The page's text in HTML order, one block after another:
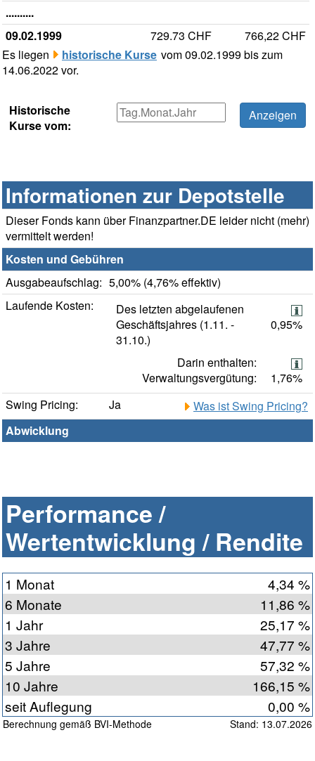
..........
09.02.1999
729.73 CHF
766,22 CHF
Es liegen
historische Kurse vom 09.02.1999 bis zum
14.06.2022 vor.
Historische
Kurse vom:
Informationen zur Depotstelle
Dieser Fonds kann über Finanzpartner.DE leider nicht (mehr)
vermittelt werden!
Kosten und Gebühren
Ausgabeaufschlag: 5,00% (4,76% effektiv)
Laufende Kosten:
Des letzten abgelaufenen
Geschäftsjahres (1.11. -
31.10.)
0,95%
Darin enthalten:
Verwaltungsvergütung:
1,76%
Swing Pricing:
Ja
Was ist Swing Pricing?
Abwicklung
Performance /
Wertentwicklung / Rendite
1 Monat
4,34 %
6 Monate
11,86 %
1 Jahr
25,17 %
3 Jahre
47,77 %
5 Jahre
57,32 %
10 Jahre
166,15 %
seit Auflegung
0,00 %
Berechnung gemäß BVI-Methode Stand: 13.07.2026